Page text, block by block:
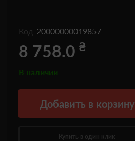
Код 20000000019857
8 758.0 ₴
В наличии
Добавить в корзину
Купить в один клик